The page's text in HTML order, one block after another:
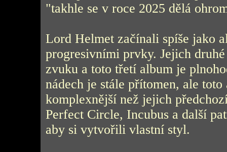
"takhle se v roce 2025 dělá
Lord Helmet začínali spíše jako
progresivními prvky. Jejich
zvuku a toto třetí album je
nádech je stále přítomen, ale
komplexnější než jejich
Perfect Circle, Incubus a další
aby si vytvořili vlastní styl.